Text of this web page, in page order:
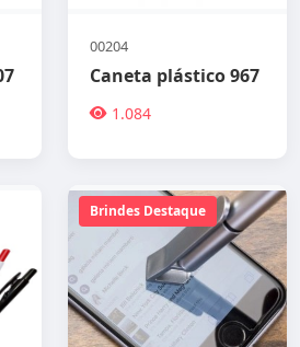
00204
Caneta plástico 967
1.084
Brindes Destaque